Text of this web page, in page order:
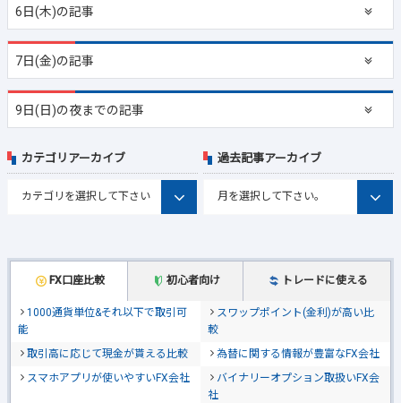
6日(木)の記事
7日(金)の記事
9日(日)の夜までの記事
FX口座比較 初心者向け トレードに使える
1000通貨単位&それ以下で取引可
能
スワップポイント(金利)が高い比
較
取引高に応じて現金が貰える比較
為替に関する情報が豊富なFX会社
スマホアプリが使いやすいFX会社
バイナリーオプション取扱いFX会
社
カテゴリアーカイブ 過去記事アーカイブ